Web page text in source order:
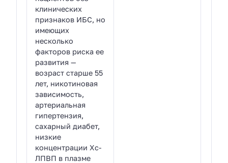
клинических
признаков ИБС, но
имеющих
несколько
факторов риска ее
развития —
возраст старше 55
лет, никотиновая
зависимость,
артериальная
гипертензия,
сахарный диабет,
низкие
концентрации Хс-
ЛПВП в плазме